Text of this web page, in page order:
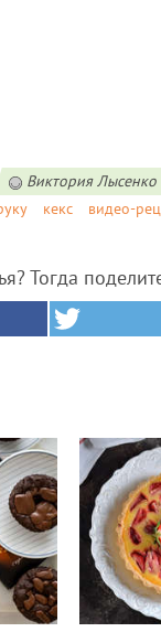
Виктория Лысенко
кекс видео-
Тогда